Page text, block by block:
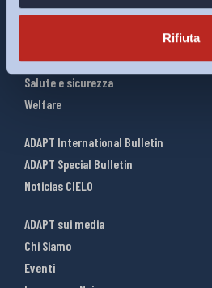
Rifiuta
Riforme del lavoro
Relazioni industriali
Salute e sicurezza
Welfare
ADAPT International Bulletin
ADAPT Special Bulletin
Noticias CIELO
ADAPT sui media
Chi Siamo
Eventi